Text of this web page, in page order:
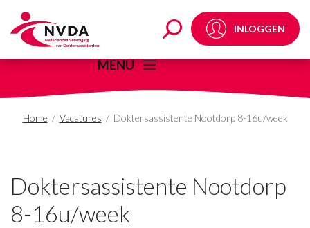
DoktersassistenteINLOGGEN
MENU
Home / Vacatures / Doktersassistente Nootdorp 8-16u/week
Doktersassistente Nootdorp
8-16u/week